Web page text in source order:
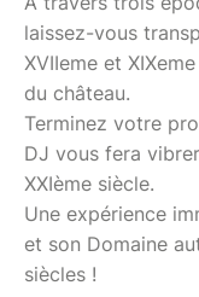
laissez-vous
XVIIeme et
du château.
Terminez votre
DJ vous fera
XXIème siècle.
Une expérience
et son Domaine
siècles !